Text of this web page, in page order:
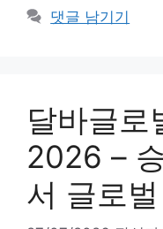
댓글 남기기
달바글로
2026 –
서 글로